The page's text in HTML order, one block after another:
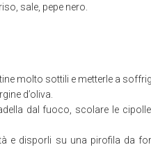
sale, pepe nero.
molto sottili e metterle a
d’oliva.
dal fuoco, scolare le
e disporli su una pirofila da